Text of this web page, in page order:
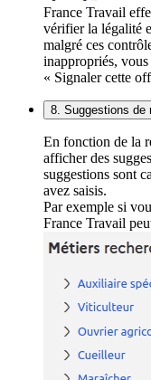
France Travail
vérifier la légalité
malgré ces
inappropriés,
« Signaler cette
8. Suggestions de
En fonction de la
afficher des
suggestions sont
avez saisis.
Par exemple si
France Travail